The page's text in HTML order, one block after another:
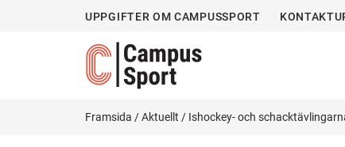
UPPGIFTER OM CAMPUSSPORT
Framsida /Aktuellt / Ishockey- och